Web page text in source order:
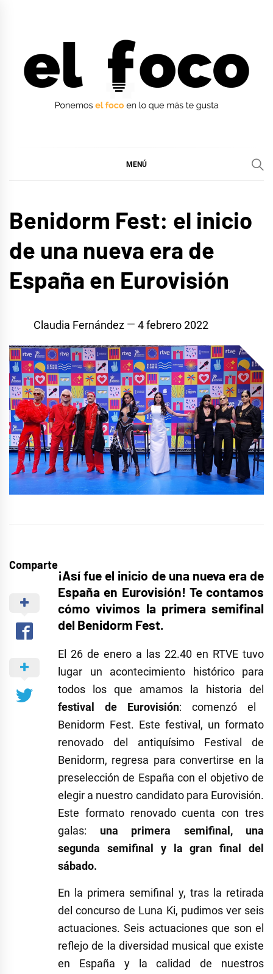
MENÚ
MÚSICA
Benidorm Fest: el inicio
de una nueva era de
España en Eurovisión
Claudia Fernández 4 febrero 2022
Comparte
¡Así fue el inicio de una nueva era de
España en Eurovisión! Te contamos
cómo vivimos la primera semifinal
del Benidorm Fest.
El 26 de enero a las 22.40 en RTVE tuvo
lugar un acontecimiento histórico para
todos los que amamos la historia del
festival de Eurovisión: comenzó el
Benidorm Fest. Este festival, un formato
renovado del antiquísimo Festival de
Benidorm, regresa para convertirse en la
preselección de España con el objetivo de
elegir a nuestro candidato para Eurovisión.
Este formato renovado cuenta con tres
galas: una primera semifinal, una
segunda semifinal y la gran final del
sábado.
En la primera semifinal y, tras la retirada
del concurso de Luna Ki, pudimos ver seis
actuaciones. Seis actuaciones que son el
reflejo de la diversidad musical que existe
en España y la calidad de nuestros